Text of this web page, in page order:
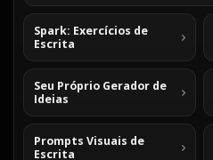
Spark: Exercícios de
Escrita
Seu Próprio Gerador de
Ideias
Prompts Visuais de
Escrita